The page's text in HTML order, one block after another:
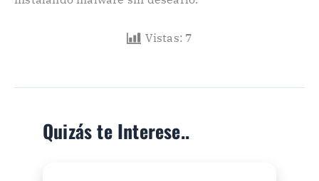
Vistas: 7
Quizás te Interese..